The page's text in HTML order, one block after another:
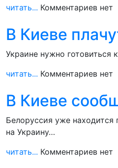
читать... Комментариев нет
В Киеве
Украине нужно готовиться
читать... Комментариев нет
В Киеве
Белоруссия уже
на Украину…
читать... Комментариев нет